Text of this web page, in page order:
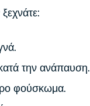
την ανάπαυση.
φούσκωμα.